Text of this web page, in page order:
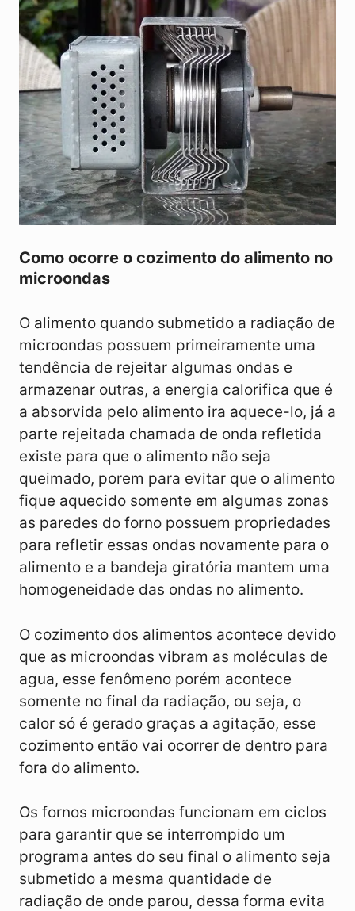
Como ocorre o cozimento do alimento no
microondas
O alimento quando submetido a radiação de
microondas possuem primeiramente uma
tendência de rejeitar algumas ondas e
armazenar outras, a energia calorifica que é
a absorvida pelo alimento ira aquece-lo, já a
parte rejeitada chamada de onda refletida
existe para que o alimento não seja
queimado, porem para evitar que o alimento
fique aquecido somente em algumas zonas
as paredes do forno possuem propriedades
para refletir essas ondas novamente para o
alimento e a bandeja giratória mantem uma
homogeneidade das ondas no alimento.
O cozimento dos alimentos acontece devido
que as microondas vibram as moléculas de
agua, esse fenômeno porém acontece
somente no final da radiação, ou seja, o
calor só é gerado graças a agitação, esse
cozimento então vai ocorrer de dentro para
fora do alimento.
Os fornos microondas funcionam em ciclos
para garantir que se interrompido um
programa antes do seu final o alimento seja
submetido a mesma quantidade de
radiação de onde parou, dessa forma evita